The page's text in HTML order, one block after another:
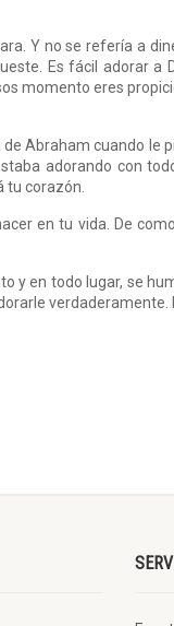
Y no se refería a
Es fácil adorar a
momento eres
Abraham cuando le
adorando con
tu corazón.
en tu vida. De
y en todo lugar, se
verdaderamente.